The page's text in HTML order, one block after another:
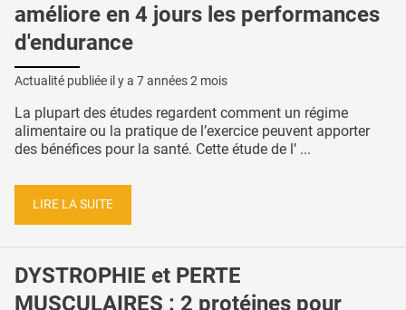
améliore en 4 jours les performances
d'endurance
Actualité publiée il y a 7 années 2 mois
La plupart des études regardent comment un régime
alimentaire ou la pratique de l’exercice peuvent apporter
des bénéfices pour la santé. Cette étude de l’ ...
LIRE LA SUITE
DYSTROPHIE et PERTE
MUSCULAIRES : 2 protéines pour